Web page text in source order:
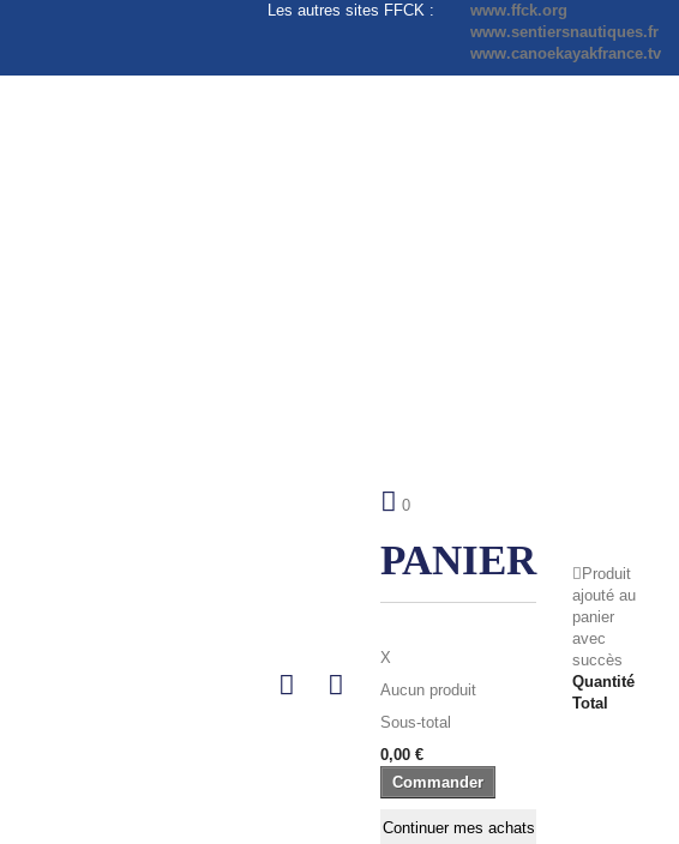
Les autres sites FFCK :
www.ffck.org
www.sentiersnautiques.fr
www.canoekayakfrance.tv
0
PANIER
X
Aucun produit
Sous-total
0,00 €
Commander
Continuer mes achats
Produit
ajouté au
panier
avec
succès
Quantité
Total